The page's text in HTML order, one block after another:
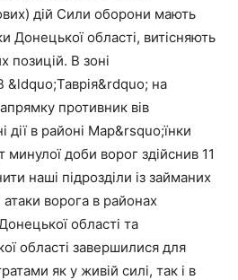
дій Сили оборони мають
Донецької області, витісняють
позицій. В зоні
&ldquo;Таврія&rdquo; на
противник вів
дії в районі Мар&rsquo;їнки
минулої доби ворог здійснив 11
наші підрозділи із займаних
атаки ворога в районах
області та
області завершилися для
як у живій силі, так і в